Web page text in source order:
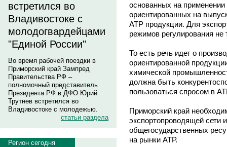
встретился во
Владивостоке с
молодогвардейцами
"Единой России"
Во время рабочей поездки в
Приморский край Зампред
Правительства РФ –
полномочный представитель
Президента РФ в ДФО Юрий
Трутнев встретился во
Владивостоке с молодежью.
статьи раздела
Регион сегодня
основанных на
ориентированных на
АТР продукции. Для
режимов регулирования не
То есть речь идет о
ориентированной
химической
должна быть
пользоваться спросом в
Приморский край
экспортопроводящей сети
общегосударственных
на рынки АТР.